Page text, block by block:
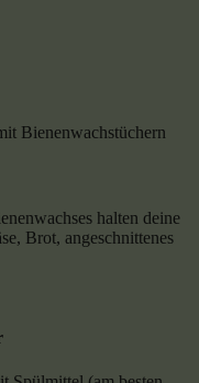
halten deine
Brot, angeschnittenes